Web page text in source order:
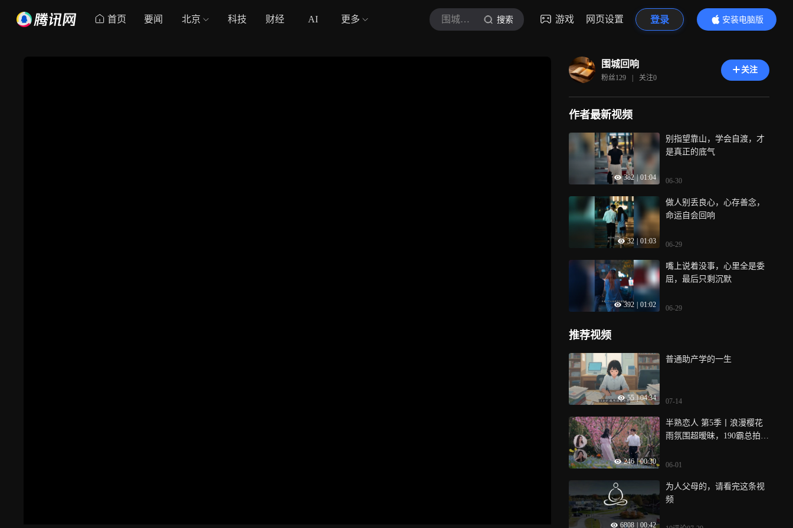
首页 要闻 北京 科技 财经 AI 更多 围城回响 搜索 游戏 网页设置 登录
安装电脑版
内容更精彩
围城回响
粉丝129 | 关注0
关注
作者最新视频
382 | 01:04
别指望靠山，学会自渡，才
是真正的底气
06-30
32 01:03
做人别丢良心，心存善念，
命运自会回响
06-29
392 01:02
嘴上说着没事，心里全是委
屈，最后只剩沉默
06-29
推荐视频
55 | 04:34
普通助产学的一生
07-14
246 | 00:30
半熟恋人 第5季丨浪漫樱花
雨氛围超暧昧，190霸总拍照
06-01
6808 00:42
为人父母的，请看完这条视
频